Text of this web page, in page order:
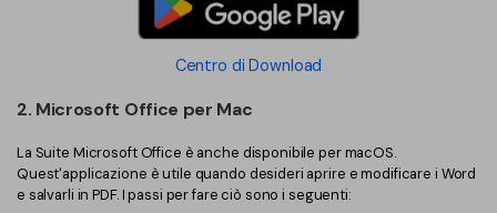
Centro di Download
2. Microsoft Office per Mac
La Suite Microsoft Office è anche disponibile per macOS.
Quest'applicazione è utile quando desideri aprire e modificare i Word
e salvarli in PDF. I passi per fare ciò sono i seguenti: